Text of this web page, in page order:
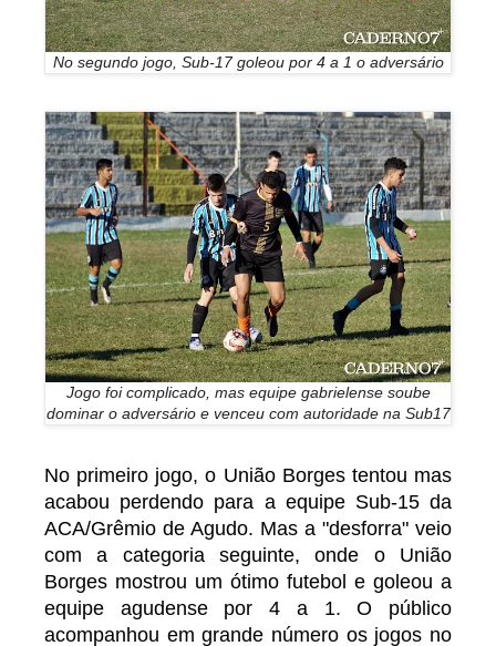
No segundo jogo, Sub-17 goleou por 4 a 1 o adversário
Jogo foi complicado, mas equipe gabrielense soube
dominar o adversário e venceu com autoridade na Sub17
No primeiro jogo, o União Borges tentou mas
acabou perdendo para a equipe Sub-15 da
ACA/Grêmio de Agudo. Mas a "desforra" veio
com a categoria seguinte, onde o União
Borges mostrou um ótimo futebol e goleou a
equipe agudense por 4 a 1. O público
acompanhou em grande número os jogos no